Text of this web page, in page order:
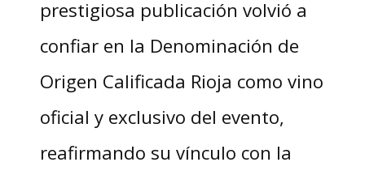
prestigiosa publicación volvió a
confiar en la Denominación de
Origen Calificada Rioja como vino
oficial y exclusivo del evento,
reafirmando su vínculo con la